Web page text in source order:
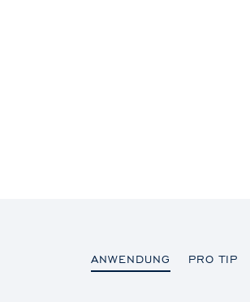
ANWENDUNG PRO TIP